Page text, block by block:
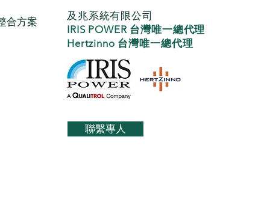
合方案
及兆系統有限公司
IRIS POWER 台灣唯一總代理
Hertzinno 台灣唯一總代理
聯繫專人